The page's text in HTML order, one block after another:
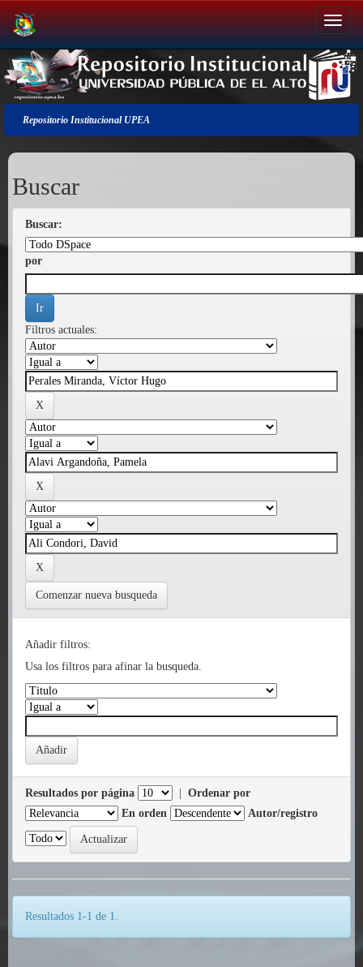
Salir
de
la
navegación
Repositorio Institucional UPEA
Buscar
Buscar:
por
Filtros actuales:
Comenzar nueva busqueda
Añadir filtros:
Usa los filtros para afinar la busqueda.
Resultados por página
Ordenar por
En orden
Autor/registro
Resultados 1-1 de 1.